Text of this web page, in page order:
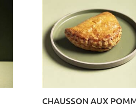
CHAUSSON AUX